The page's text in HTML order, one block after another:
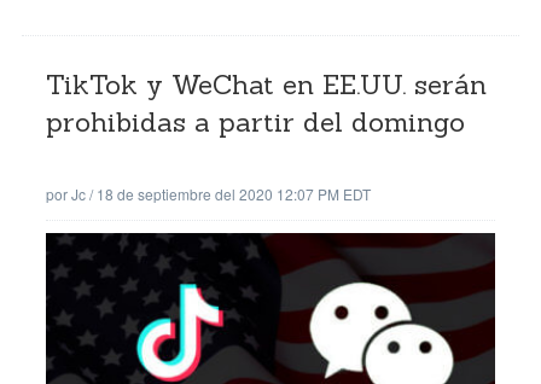
TikTok y WeChat en EE.UU. serán
prohibidas a partir del domingo
porJc/18 de septiembre del 2020 12:07 PM EDT